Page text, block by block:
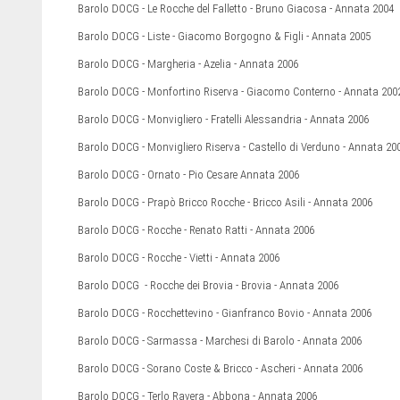
Barolo DOCG - Le Rocche del Falletto - Bruno Giacosa - Annata 2004
Barolo DOCG - Liste - Giacomo Borgogno & Figli - Annata 2005
Barolo DOCG - Margheria - Azelia - Annata 2006
Barolo DOCG - Monfortino Riserva - Giacomo Conterno - Annata
Barolo DOCG - Monvigliero - Fratelli Alessandria - Annata 2006
Barolo DOCG - Monvigliero Riserva - Castello di Verduno - Annata
Barolo DOCG - Ornato - Pio Cesare Annata 2006
Barolo DOCG - Prapò Bricco Rocche - Bricco Asili - Annata 2006
Barolo DOCG - Rocche - Renato Ratti - Annata 2006
Barolo DOCG - Rocche - Vietti - Annata 2006
Barolo DOCG - Rocche dei Brovia - Brovia - Annata 2006
Barolo DOCG - Rocchettevino - Gianfranco Bovio - Annata 2006
Barolo DOCG - Sarmassa - Marchesi di Barolo - Annata 2006
Barolo DOCG - Sorano Coste & Bricco - Ascheri - Annata 2006
Barolo DOCG - Terlo Ravera - Abbona - Annata 2006